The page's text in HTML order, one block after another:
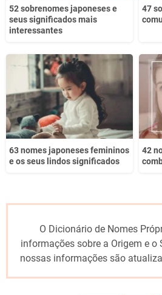
52 sobrenomes japoneses e
seus significados mais
interessantes
47
63 nomes japoneses femininos
e os seus lindos significados
42
O Dicionário de Nomes
informações sobre a Origem e o
nossas informações são